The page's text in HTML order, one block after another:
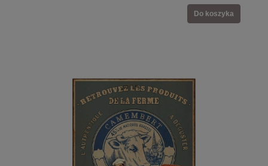
Do koszyka